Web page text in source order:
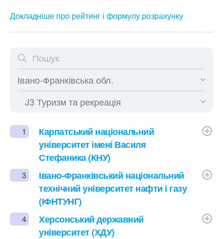
Докладніше про рейтинг і формулу розрахунку
1
Карпатський національний
університет імені Василя
Стефаника (КНУ)
3
Івано-Франківський національний
технічний університет нафти і газу
(ІФНТУНГ)
4
Херсонський державний
університет (ХДУ)